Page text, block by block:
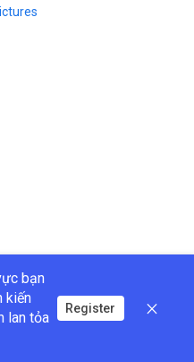
bạn
kiến
lan tỏa
Register